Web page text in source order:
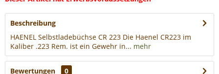
Beschreibung
HAENEL Selbstladebüchse CR 223 Die Haenel CR223 im
Kaliber .223 Rem. ist ein Gewehr in... mehr
Bewertungen 0